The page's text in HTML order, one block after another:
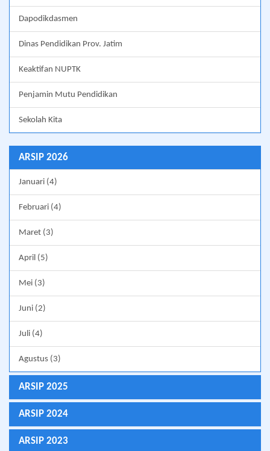
Dapodikdasmen
Dinas Pendidikan Prov. Jatim
Keaktifan NUPTK
Penjamin Mutu Pendidikan
Sekolah Kita
ARSIP 2026
Januari (4)
Februari (4)
Maret (3)
April (5)
Mei (3)
Juni (2)
Juli (4)
Agustus (3)
ARSIP 2025
ARSIP 2024
ARSIP 2023